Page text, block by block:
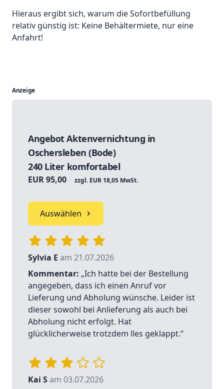
Hieraus ergibt sich, warum die Sofortbefüllung
relativ günstig ist: Keine Behältermiete, nur eine
Anfahrt!
Anzeige
Angebot Aktenvernichtung in
Oschersleben (Bode)
240 Liter komfortabel
EUR 95,00 zzgl. EUR 18,05 MwSt.
Auswählen
Sylvia E am 21.07.2026
Kommentar: „Ich hatte bei der Bestellung
angegeben, dass ich einen Anruf vor
Lieferung und Abholung wünsche. Leider ist
dieser sowohl bei Anlieferung als auch bei
Abholung nicht erfolgt. Hat
glücklicherweise trotzdem lles geklappt.“
Kai Sam 03.07.2026